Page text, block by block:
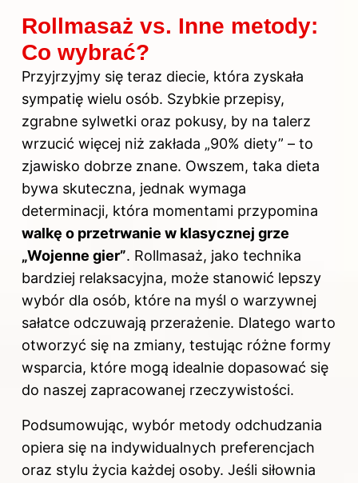
Rollmasaż vs. Inne metody:
Co wybrać?
Przyjrzyjmy się teraz diecie, która zyskała
sympatię wielu osób. Szybkie przepisy,
zgrabne sylwetki oraz pokusy, by na talerz
wrzucić więcej niż zakłada „90% diety” – to
zjawisko dobrze znane. Owszem, taka dieta
bywa skuteczna, jednak wymaga
determinacji, która momentami przypomina
walkę o przetrwanie w klasycznej grze
„Wojenne gier”. Rollmasaż, jako technika
bardziej relaksacyjna, może stanowić lepszy
wybór dla osób, które na myśl o warzywnej
sałatce odczuwają przerażenie. Dlatego warto
otworzyć się na zmiany, testując różne formy
wsparcia, które mogą idealnie dopasować się
do naszej zapracowanej rzeczywistości.
Podsumowując, wybór metody odchudzania
opiera się na indywidualnych preferencjach
oraz stylu życia każdej osoby. Jeśli siłownia